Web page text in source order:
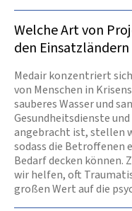
Welche Art von
den Einsatzländern
Medair konzentriert
von Menschen in
sauberes Wasser und
Gesundheitsdienste
angebracht ist, stellen
sodass die Betroffenen
Bedarf decken können.
wir helfen, oft
großen Wert auf die